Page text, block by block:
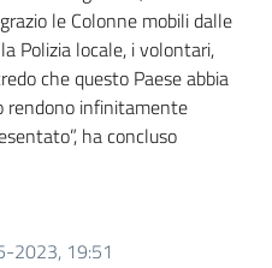
le Colonne mobili dalle
Polizia locale, i volontari,
che questo Paese abbia
rendono infinitamente
ha concluso
2023, 19:51